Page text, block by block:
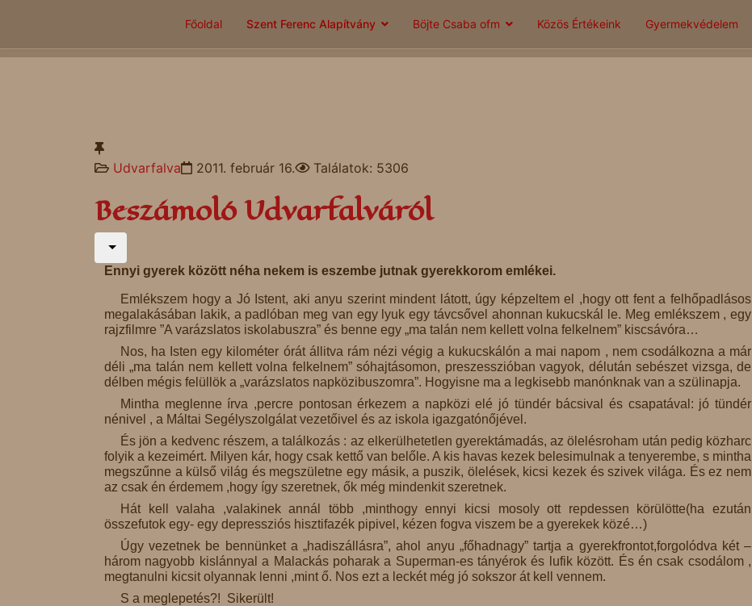
Főoldal Szent Ferenc Alapítvány Böjte Csaba ofm Közös Értékeink Gyermekvédelem
Udvarfalva 2011. február 16. Találatok: 5306
Beszámoló Udvarfalváról
Ennyi gyerek között néha nekem is eszembe jutnak gyerekkorom emlékei.
Emlékszem hogy a Jó Istent, aki anyu szerint mindent látott, úgy képzeltem el ,hogy ott fent a felhőpadlásos
megalakásában lakik, a padlóban meg van egy lyuk egy távcsővel ahonnan kukucskál le. Meg emlékszem , egy
rajzfilmre ”A varázslatos iskolabuszra” és benne egy „ma talán nem kellett volna felkelnem” kiscsávóra…
Nos, ha Isten egy kilométer órát állitva rám nézi végig a kukucskálón a mai napom , nem csodálkozna a már
déli „ma talán nem kellett volna felkelnem” sóhajtásomon, preszesszióban vagyok, délután sebészet vizsga, de
délben mégis felüllök a „varázslatos napközibuszomra”. Hogyisne ma a legkisebb manónknak van a szülinapja.
Mintha meglenne írva ,percre pontosan érkezem a napközi elé jó tündér bácsival és csapatával: jó tündér
nénivel , a Máltai Segélyszolgálat vezetőivel és az iskola igazgatónőjével.
És jön a kedvenc részem, a találkozás : az elkerülhetetlen gyerektámadás, az ölelésroham után pedig közharc
folyik a kezeimért. Milyen kár, hogy csak kettő van belőle. A kis havas kezek belesimulnak a tenyerembe, s mintha
megszűnne a külső világ és megszületne egy másik, a puszik, ölelések, kicsi kezek és szivek világa. És ez nem
az csak én érdemem ,hogy így szeretnek, ők még mindenkit szeretnek.
Hát kell valaha ,valakinek annál több ,minthogy ennyi kicsi mosoly ott repdessen körülötte(ha ezután
összefutok egy- egy depressziós hisztifazék pipivel, kézen fogva viszem be a gyerekek közé…)
Úgy vezetnek be bennünket a „hadiszállásra”, ahol anyu „főhadnagy” tartja a gyerekfrontot,forgolódva két –
három nagyobb kislánnyal a Malackás poharak a Superman-es tányérok és lufik között. És én csak csodálom ,
megtanulni kicsit olyannak lenni ,mint ő. Nos ezt a leckét még jó sokszor át kell vennem.
S a meglepetés?! Sikerült!